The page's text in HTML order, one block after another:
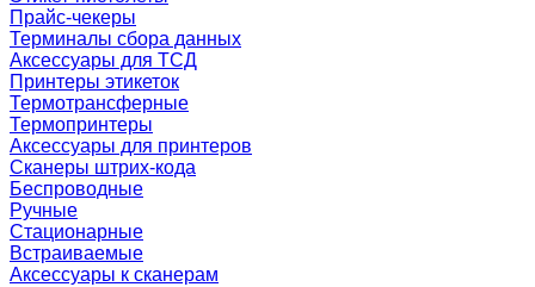
Прайс-чекеры
Терминалы сбора данных
Аксессуары для ТСД
Принтеры этикеток
Термотрансферные
Термопринтеры
Аксессуары для принтеров
Сканеры штрих-кода
Беспроводные
Ручные
Стационарные
Встраиваемые
Аксессуары к сканерам